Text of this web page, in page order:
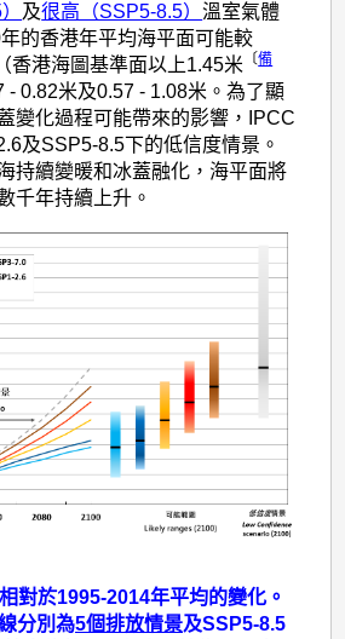
及很高（SSP5-8.5）溫室氣體
的香港年平均海平面可能較
香港海圖基準面以上1.45米 〔備
- 0.82米及0.57 - 1.08米。為了顯
變化過程可能帶來的影響，IPCC
及SSP5-8.5下的低信度情景。
持續變暖和冰蓋融化，海平面將
千年持續上升。
對於1995-2014年平均的變化。
分別為5個排放情景及SSP5-8.5